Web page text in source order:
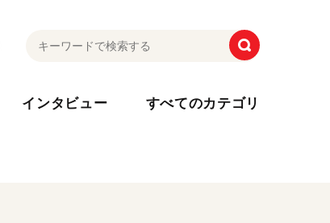
インタビュー すべてのカテゴリ